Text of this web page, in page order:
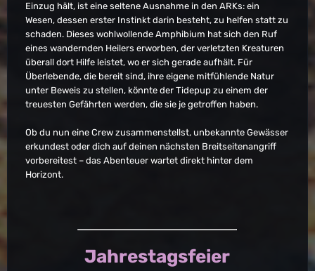
Einzug hält, ist eine seltene Ausnahme in den ARKs: ein
Wesen, dessen erster Instinkt darin besteht, zu helfen statt zu
schaden. Dieses wohlwollende Amphibium hat sich den Ruf
eines wandernden Heilers erworben, der verletzten Kreaturen
überall dort Hilfe leistet, wo er sich gerade aufhält. Für
Überlebende, die bereit sind, ihre eigene mitfühlende Natur
unter Beweis zu stellen, könnte der Tidepup zu einem der
treuesten Gefährten werden, die sie je getroffen haben.
Ob du nun eine Crew zusammenstellst, unbekannte Gewässer
erkundest oder dich auf deinen nächsten Breitseitenangriff
vorbereitest – das Abenteuer wartet direkt hinter dem
Horizont.
Jahrestagsfeier